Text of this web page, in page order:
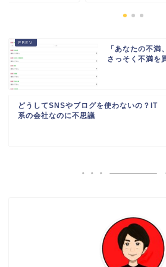
「あなたの不満
さっそく不満を
どうしてSNSやブログを使わないの？IT
系の会社なのに不思議